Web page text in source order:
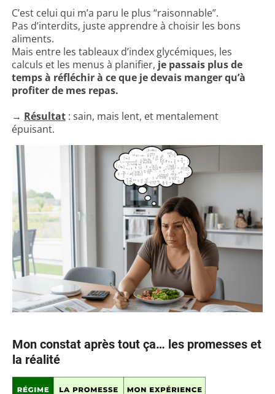
C’est celui qui m’a paru le plus “raisonnable”.
Pas d’interdits, juste apprendre à choisir les bons
aliments.
Mais entre les tableaux d’index glycémiques, les
calculs et les menus à planifier, je passais plus de
temps à réfléchir à ce que je devais manger qu’à
profiter de mes repas.
→ Résultat : sain, mais lent, et mentalement
épuisant.
Mon constat après tout ça… les promesses et
la réalité